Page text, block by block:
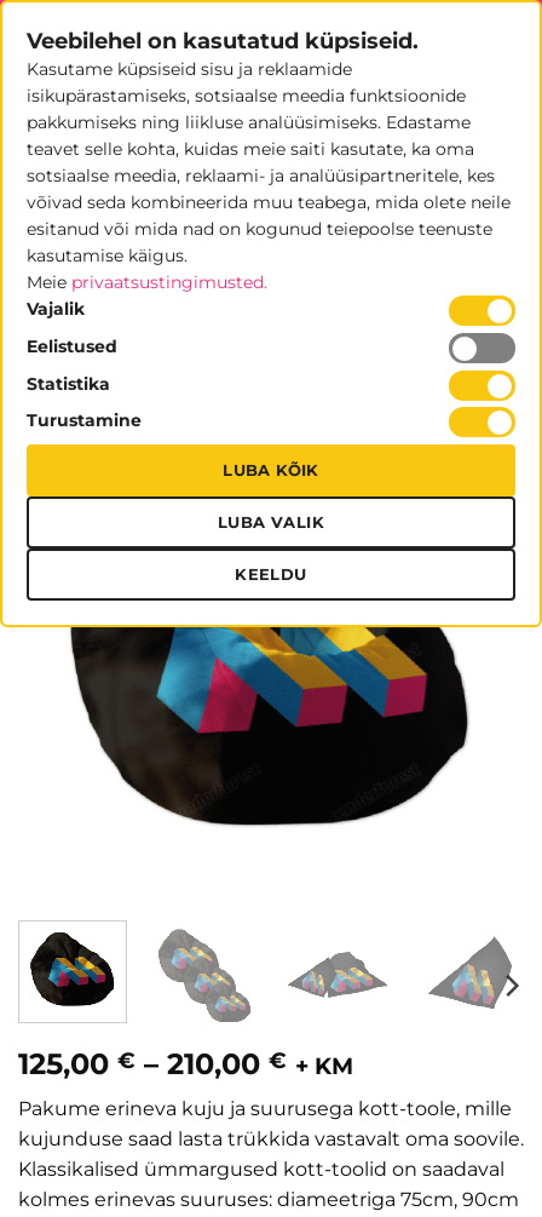
Skip
content
Kott-toolid
TEKSTIILITOOTED
125,00 € – 210,00 € Hinnavahemik:
125,00 €
kuni
210,00 €
+ KM
Pakume erineva kuju ja suurusega kott-toole, mille
kujunduse saad lasta trükkida vastavalt oma soovile.
Klassikalised ümmargused kott-toolid on saadaval
kolmes erinevas suuruses: diameetriga 75cm, 90cm
Veebilehel on kasutatud küpsiseid.
Kasutame küpsiseid sisu ja reklaamide
isikupärastamiseks, sotsiaalse meedia funktsioonide
pakkumiseks ning liikluse analüüsimiseks. Edastame
teavet selle kohta, kuidas meie saiti kasutate, ka oma
sotsiaalse meedia, reklaami- ja analüüsipartneritele, kes
võivad seda kombineerida muu teabega, mida olete neile
esitanud või mida nad on kogunud teiepoolse teenuste
kasutamise käigus.
Meie privaatsustingimusted.
Vajalik
Eelistused
Statistika
Turustamine
LUBA KÕIK
LUBA VALIK
KEELDU